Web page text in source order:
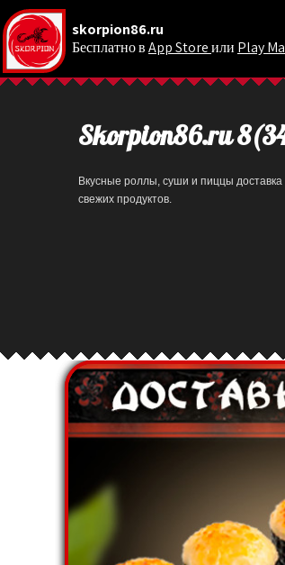
skorpion86.ru
Бесплатно вApp Storeили Play
Skorpion86.ru
Вкусные роллы, суши и пиццы
свежих продуктов.